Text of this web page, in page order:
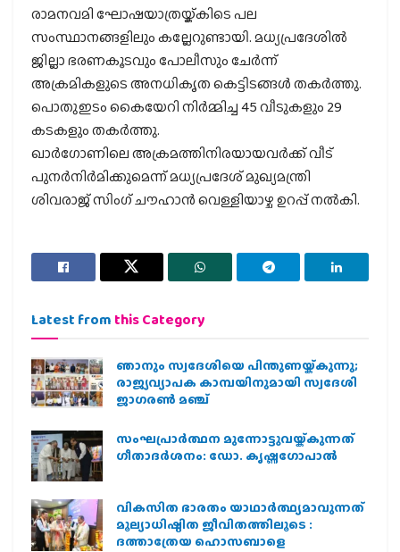
രാമനവമി ഘോഷയാത്രയ്ക്കിടെ പല
സംസ്ഥാനങ്ങളിലും കല്ലേറുണ്ടായി. മധ്യപ്രദേശില്‍
ജില്ലാ ഭരണകൂടവും പോലീസും ചേര്‍ന്ന്
അക്രമികളുടെ അനധികൃത കെട്ടിടങ്ങള്‍ തകര്‍ത്തു.
പൊതുഇടം കൈയേറി നിര്‍മ്മിച്ച 45 വീടുകളും 29
കടകളും തകര്‍ത്തു.
ഖാര്‍ഗോണിലെ അക്രമത്തിനിരയായവര്‍ക്ക് വീട്
പുനര്‍നിര്‍മിക്കുമെന്ന് മധ്യപ്രദേശ് മുഖ്യമന്ത്രി
ശിവരാജ് സിംഗ് ചൗഹാന്‍ വെള്ളിയാഴ്ച ഉറപ്പ് നല്‍കി.
Latest from this Category
ഞാനും സ്വദേശിയെ പിന്തുണയ്ക്കുന്നു;
രാജ്യവ്യാപക കാമ്പയിനുമായി സ്വദേശി
ജാഗരണ്‍ മഞ്ച്
സംഘപ്രാര്‍ത്ഥന മുന്നോട്ടുവയ്ക്കുന്നത്
ഗീതാദര്‍ശനം: ഡോ. കൃഷ്ണഗോപാല്‍
വികസിത ഭാരതം യാഥാർത്ഥ്യമാവുന്നത്
മൂല്യാധിഷ്ഠിത ജീവിതത്തിലൂടെ :
ദത്താത്രേയ ഹൊസബാളെ